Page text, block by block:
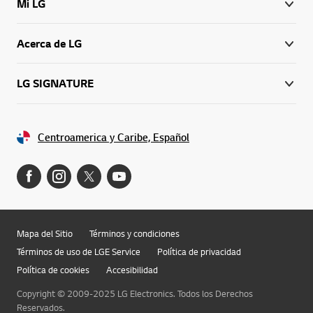
Mi LG
Acerca de LG
LG SIGNATURE
Centroamerica y Caribe, Español
Mapa del Sitio
Términos y condiciones
Términos de uso de LGE Service
Política de privacidad
Política de cookies
Accesibilidad
Copyright © 2009-2025 LG Electronics. Todos los Derechos
Reservados.